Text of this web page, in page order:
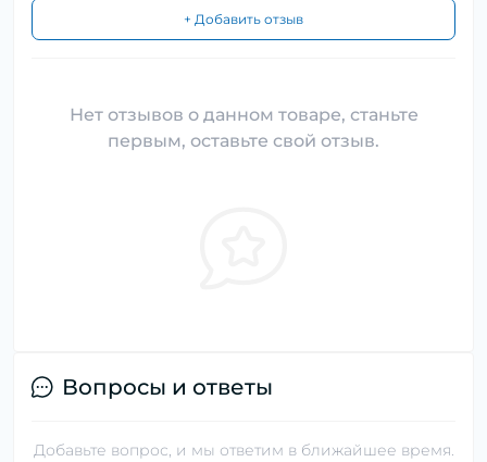
+ Добавить отзыв
Нет отзывов о данном товаре, станьте
первым, оставьте свой отзыв.
Вопросы и ответы
Добавьте вопрос, и мы ответим в ближайшее время.